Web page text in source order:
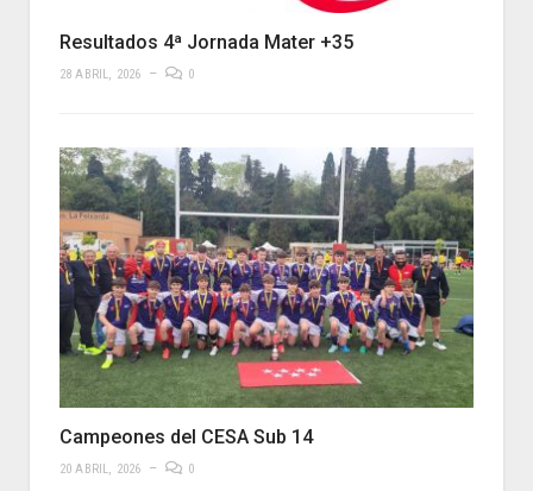
Resultados 4ª Jornada Mater +35
28 ABRIL, 2026 0
Campeones del CESA Sub 14
20 ABRIL, 2026 0